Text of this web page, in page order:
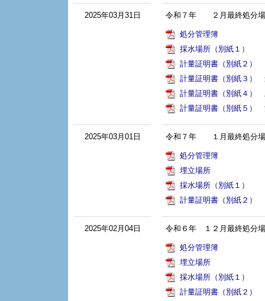
2025年03月31日 令和７年 ２月最終処分
処分管理簿
採水場所（別紙１）
計量証明書（別紙２）
計量証明書（別紙３）
計量証明書（別紙４）
計量証明書（別紙５）
2025年03月01日 令和７年 １月最終処分
処分管理簿
埋立場所
採水場所（別紙１）
計量証明書（別紙２）
2025年02月04日 令和６年 １２月最終処分
処分管理簿
埋立場所
採水場所（別紙１）
計量証明書（別紙２）